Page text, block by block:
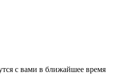
с вами в ближайшее время